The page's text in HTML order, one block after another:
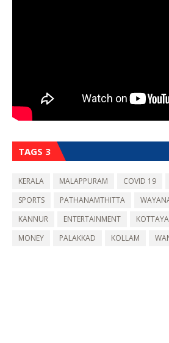
TAGS 3
KERALA MALAPPURAM COVID 19
SPORTS
PATHANAMTHITTA
KANNUR
ENTERTAINMENT
MONEY
PALAKKAD KOLLAM